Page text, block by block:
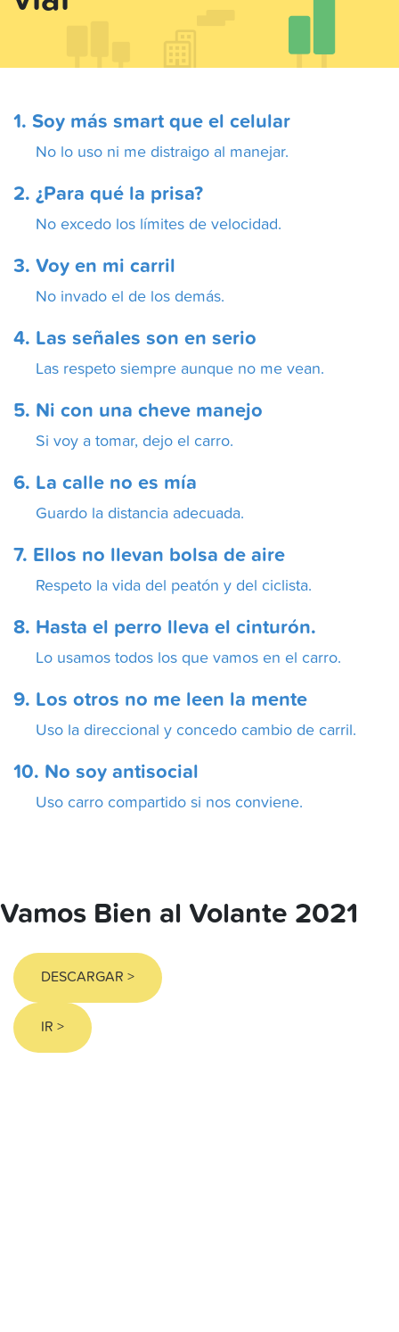
1. Soy más smart que el celular
No lo uso ni me distraigo al manejar.
2. ¿Para qué la prisa?
No excedo los límites de velocidad.
3. Voy en mi carril
No invado el de los demás.
4. Las señales son en serio
Las respeto siempre aunque no me vean.
5. Ni con una cheve manejo
Si voy a tomar, dejo el carro.
6. La calle no es mía
Guardo la distancia adecuada.
7. Ellos no llevan bolsa de aire
Respeto la vida del peatón y del ciclista.
8. Hasta el perro lleva el cinturón.
Lo usamos todos los que vamos en el carro.
9. Los otros no me leen la mente
Uso la direccional y concedo cambio de carril.
10. No soy antisocial
Uso carro compartido si nos conviene.
Vamos Bien al Volante 2021
DESCARGAR >
IR >